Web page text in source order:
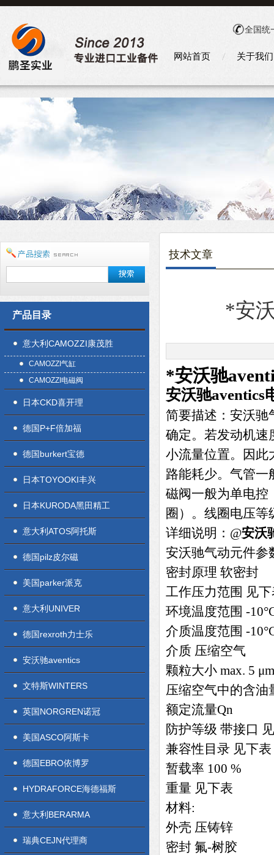
全国统
网站首页 关于我们
产品目录
意大利CAMOZZI康茂胜
CAMOZZI气缸
CAMOZZI电磁阀
日本CKD喜开理
德国P+F倍加福
德国burkert宝德
日本TOYOOKI丰兴
日本KURODA黑田精工
意大利ATOS阿托斯
德国pilz皮尔磁
美国parker派克
意大利UNIVER
德国rexroth力士乐
安沃驰aventics
文特斯WINTERS
英国NORGREN诺冠
美国ASCO阿斯卡
德国EBRO依博罗
HYDRAFORCE海德福斯
意大利BERARMA
瑞典CEJN代理商
技术文章
*安
*安沃驰
安沃驰aventics
简要描述：安沃驰
确定。若发动机速
小流量位置。因此
路能耗少。气管一
磁阀一般为单电控
圈）。线圈电压等
详细说明：@安沃
安沃驰气动元件参
密封原理 软密封
工作压力范围 见
环境温度范围 -
介质温度范围 -
介质 压缩空气
颗粒大小 max. 5 μm
压缩空气中的含油
额定流量Qn
防护等级 带接口
兼容性目录 见下表
暂载率 100 %
重量 见下表
材料:
外壳 压铸锌
密封 氟-树胶